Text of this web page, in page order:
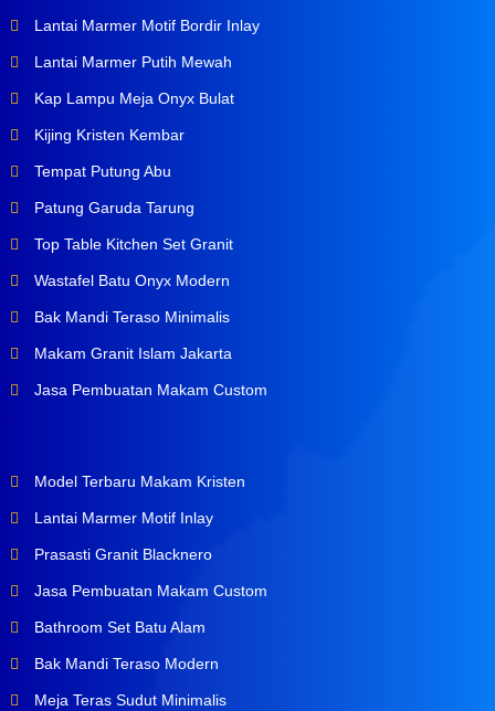
Lantai Marmer Motif Bordir Inlay
Lantai Marmer Putih Mewah
Kap Lampu Meja Onyx Bulat
Kijing Kristen Kembar
Tempat Putung Abu
Patung Garuda Tarung
Top Table Kitchen Set Granit
Wastafel Batu Onyx Modern
Bak Mandi Teraso Minimalis
Makam Granit Islam Jakarta
Jasa Pembuatan Makam Custom
Model Terbaru Makam Kristen
Lantai Marmer Motif Inlay
Prasasti Granit Blacknero
Jasa Pembuatan Makam Custom
Bathroom Set Batu Alam
Bak Mandi Teraso Modern
Meja Teras Sudut Minimalis